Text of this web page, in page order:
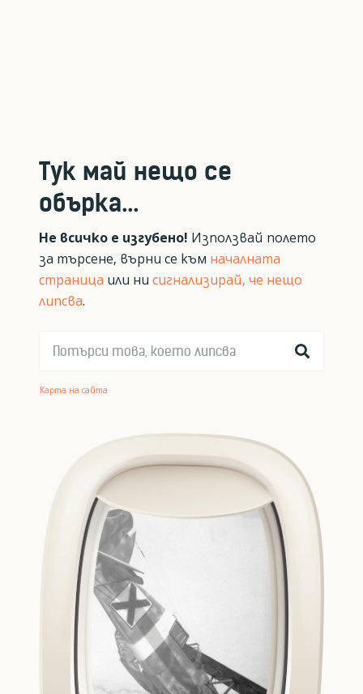
Тук май нещо се
обърка...
Не всичко е изгубено! Използвай полето
за търсене, върни се към началната
страница или ни сигнализирай, че нещо
липсва.
Карта на сайта